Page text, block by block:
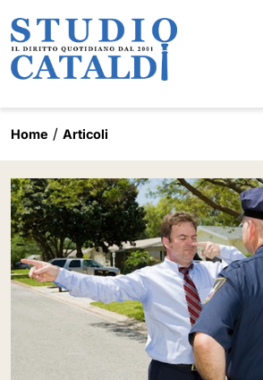
Home Articoli